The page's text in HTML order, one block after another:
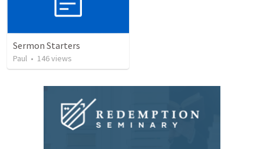
Sermon Starters
Paul • 146views